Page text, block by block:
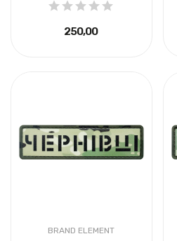
250,00 ₴
BRAND ELEMENT